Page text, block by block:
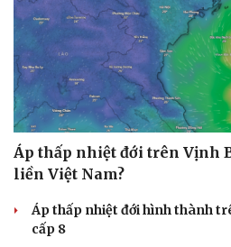
Áp thấp nhiệt đới trên Vịnh
liền Việt Nam?
Áp thấp nhiệt đới hình thành
cấp 8